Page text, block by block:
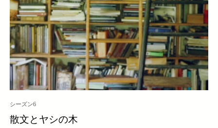
シーズン6
散文とヤシの木